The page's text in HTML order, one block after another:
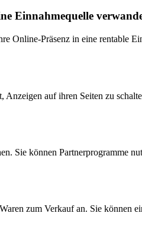
Einnahmequelle
Online-Präsenz in eine rentable
auf ihren Seiten zu
können Partnerprogramme
zum Verkauf an. Sie können